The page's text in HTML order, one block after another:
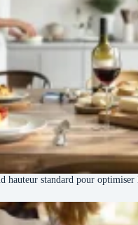
hauteur standard pour optimiser